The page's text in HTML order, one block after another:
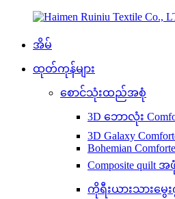
အိမ်
ထုတ်ကုန်များ
စောင်သုံးထည်အစုံ
3D ဘောလုံး
3D Galaxy
Bohemian
Composite quilt အ
ကိုရီးယားသားမွေ